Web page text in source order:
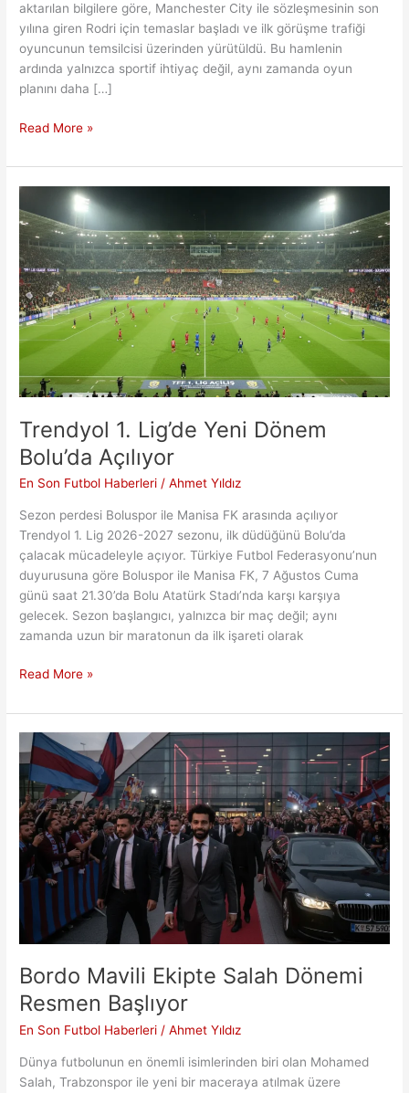
aktarılan bilgilere göre, Manchester City ile sözleşmesinin son
yılına giren Rodri için temaslar başladı ve ilk görüşme trafiği
oyuncunun temsilcisi üzerinden yürütüldü. Bu hamlenin
ardında yalnızca sportif ihtiyaç değil, aynı zamanda oyun
planını daha […]
Rodri
İki
Ezeli
Güç
Aynı
Masada
Read More »
Trendyol 1. Lig’de Yeni Dönem
Bolu’da Açılıyor
En Son Futbol Haberleri /Ahmet Yıldız
Sezon perdesi Boluspor ile Manisa FK arasında açılıyor
Trendyol 1. Lig 2026-2027 sezonu, ilk düdüğünü Bolu’da
çalacak mücadeleyle açıyor. Türkiye Futbol Federasyonu’nun
duyurusuna göre Boluspor ile Manisa FK, 7 Ağustos Cuma
günü saat 21.30’da Bolu Atatürk Stadı’nda karşı karşıya
gelecek. Sezon başlangıcı, yalnızca bir maç değil; aynı
zamanda uzun bir maratonun da ilk işareti olarak
Trendyol
Lig’de
Yeni
Dönem
Bolu’da
Açılıyor
Read More »
Bordo Mavili Ekipte Salah Dönemi
Resmen Başlıyor
En Son Futbol Haberleri /Ahmet Yıldız
Dünya futbolunun en önemli isimlerinden biri olan Mohamed
Salah, Trabzonspor ile yeni bir maceraya atılmak üzere